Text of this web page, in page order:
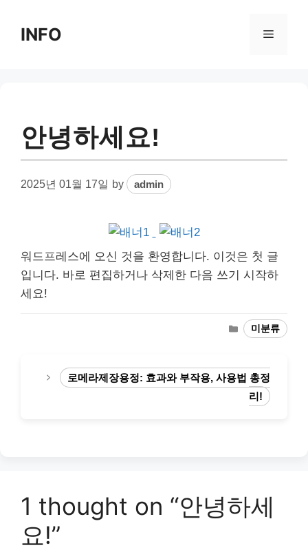
contentINFO Menu
안녕하세요!
2025년 01월 17일 by admin
워드프레스에 오신 것을 환영합니다. 이것은 첫 글
입니다. 바로 편집하거나 삭제한 다음 쓰기 시작하
세요!
Categories
미분류
로메라제장용정: 효과와 부작용, 사용법 총정
리!
1 thought on “안녕하세
요!”